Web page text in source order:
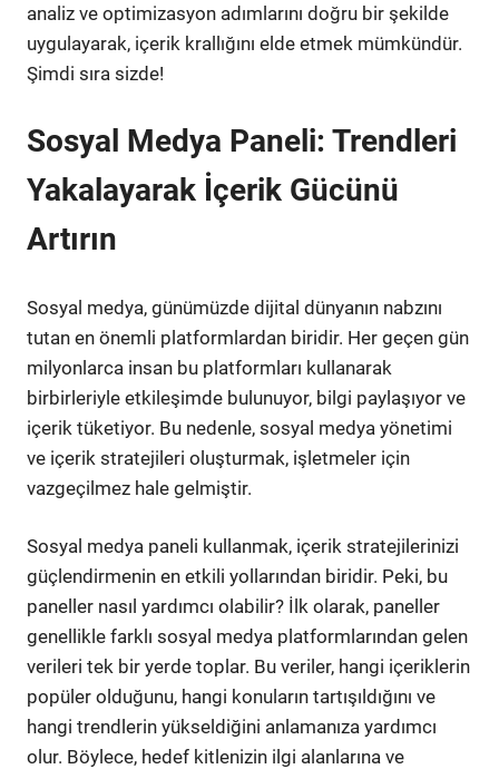
analiz ve optimizasyon adımlarını doğru bir şekilde
uygulayarak, içerik krallığını elde etmek mümkündür.
Şimdi sıra sizde!
Sosyal Medya Paneli: Trendleri
Yakalayarak İçerik Gücünü
Artırın
Sosyal medya, günümüzde dijital dünyanın nabzını
tutan en önemli platformlardan biridir. Her geçen gün
milyonlarca insan bu platformları kullanarak
birbirleriyle etkileşimde bulunuyor, bilgi paylaşıyor ve
içerik tüketiyor. Bu nedenle, sosyal medya yönetimi
ve içerik stratejileri oluşturmak, işletmeler için
vazgeçilmez hale gelmiştir.
Sosyal medya paneli kullanmak, içerik stratejilerinizi
güçlendirmenin en etkili yollarından biridir. Peki, bu
paneller nasıl yardımcı olabilir? İlk olarak, paneller
genellikle farklı sosyal medya platformlarından gelen
verileri tek bir yerde toplar. Bu veriler, hangi içeriklerin
popüler olduğunu, hangi konuların tartışıldığını ve
hangi trendlerin yükseldiğini anlamanıza yardımcı
olur. Böylece, hedef kitlenizin ilgi alanlarına ve